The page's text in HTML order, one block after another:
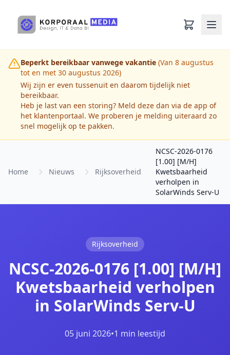
Beperkt bereikbaar vanwege vakantie (Van 8 augustus
tot en met 30 augustus 2026)
Wij zijn er even tussenuit en daarom tijdelijk niet
bereikbaar.
Heb je last van een storing? Meld deze dan via de app of
het klantenportaal. We proberen je melding uiteraard zo
snel mogelijk op te pakken.
Home Nieuws Rijksoverheid
NCSC-2026-0176
[1.00] [M/H]
Kwetsbaarheid
verholpen in
SolarWinds Serv-U
Rijksoverheid
NCSC-2026-0176 [1.00] [M/H]
Kwetsbaarheid verholpen
in SolarWinds Serv-U
05 juni 2026•1 min leestijd